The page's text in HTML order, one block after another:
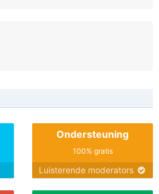
Ondersteuning
100% gratis
Luisterende moderators